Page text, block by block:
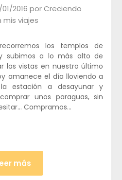
2016 porCreciendo
mis viajes
los templos de
subimos a lo más alto de
las vistas en nuestro último
amanece el día lloviendo a
estación a desayunar y
unos paraguas, sin
Compramos…
más